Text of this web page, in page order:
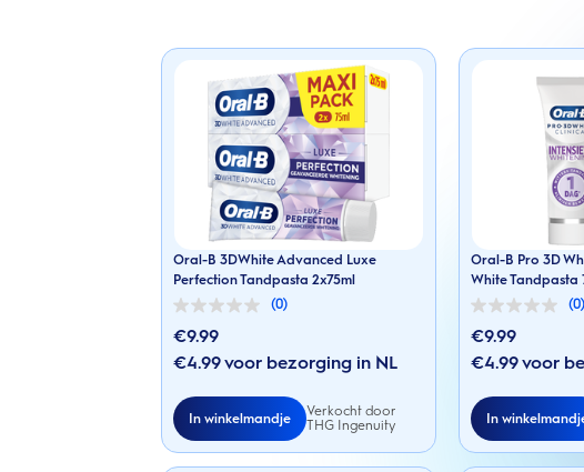
Oral-B 3DWhite Advanced Luxe
Perfection Tandpasta 2x75ml
(0)
0.0
van
de
5
€9.99
€4.99 voor bezorging in NL
In winkelmandje
Verkocht door
THG Ingenuity
Oral-B Pro 3D
White Tandpasta
(0)
0.0
van
de
5
€9.99
€4.99 voor
In